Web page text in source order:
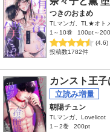
つきのおまめ
TLマンガ、TL★オト
1～10巻
100pt～
(4.6)
投稿数1782件
カンスト王
朝陽チュン
TLマンガ、Lovelicot
1～2巻
200pt